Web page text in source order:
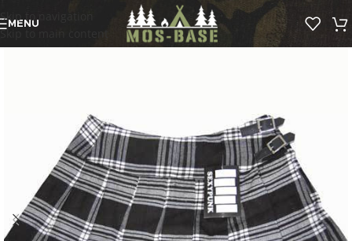
Skip to navigation
Skip to main content
MENU